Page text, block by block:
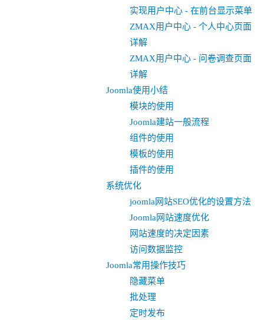
实现用户中心 - 在前台显示菜单
ZMAX用户中心 - 个人中心页面
详解
ZMAX用户中心 - 问卷调查页面
详解
Joomla使用小结
模块的使用
Joomla建站一般流程
组件的使用
模板的使用
插件的使用
系统优化
joomla网站SEO优化的设置方法
Joomla网站速度优化
网站速度的决定因素
访问数据监控
Joomla常用操作技巧
隐藏菜单
批处理
定时发布